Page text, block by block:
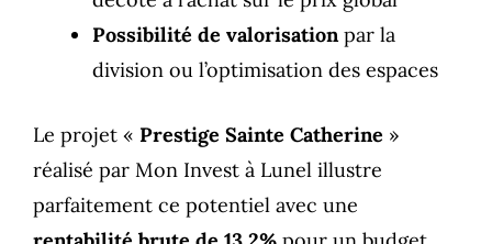
Possibilité de valorisation par la
division ou l’optimisation des espaces
Le projet « Prestige Sainte Catherine »
réalisé par Mon Invest à Lunel illustre
parfaitement ce potentiel avec une